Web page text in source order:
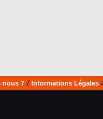
nous ? / Informations Légales/